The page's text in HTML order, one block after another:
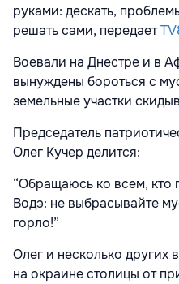
руками: дескать,
решать сами, передает
Воевали на Днестре и в
вынуждены бороться с
земельные участки
Председатель
Олег Кучер делится:
“Обращаюсь ко всем, кто
Водэ: не выбрасывайте
горло!”
Олег и несколько других
на окраине столицы от